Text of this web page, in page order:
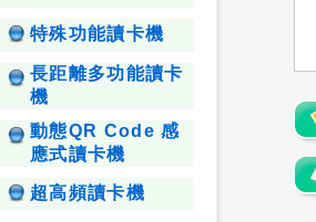
特殊功能讀卡機
長距離多功能讀卡
機
動態QR Code 感
應式讀卡機
超高頻讀卡機